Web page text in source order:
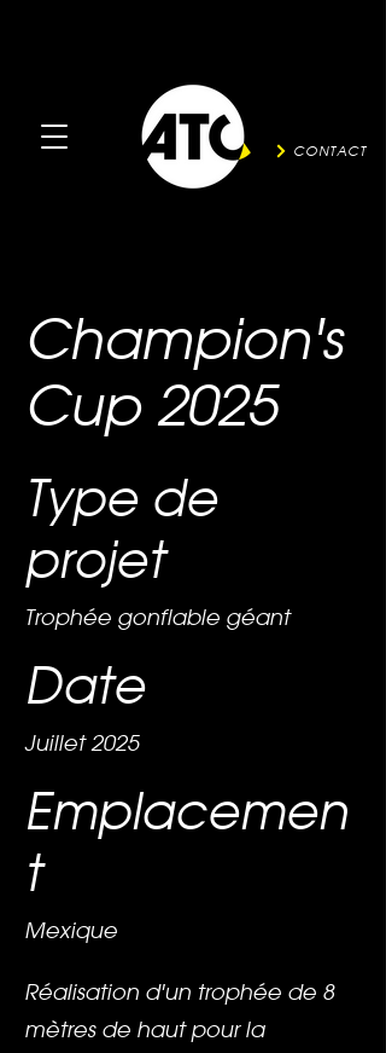
CONTACT
Champion's
Cup 2025
Type de
projet
Trophée gonflable géant
Date
Juillet 2025
Emplacemen
t
Mexique
Réalisation d'un trophée de 8
mètres de haut pour la